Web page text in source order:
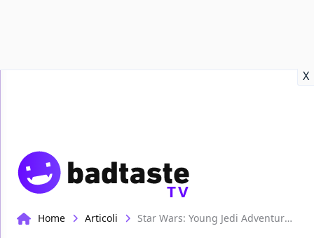
X
TV
Home Articoli Star Wars: Young Jedi Adventures, data d'uscita per la nuova serie animata dedicata ai più piccoli